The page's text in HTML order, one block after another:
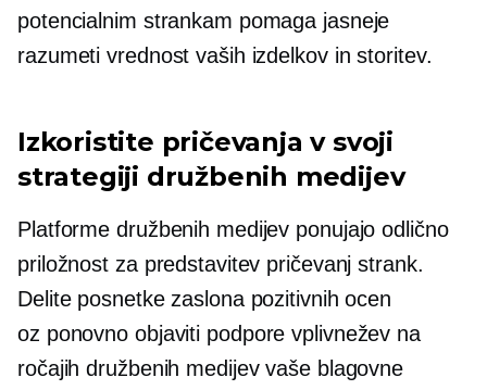
potencialnim strankam pomaga jasneje
razumeti vrednost vaših izdelkov in storitev.
Izkoristite pričevanja v svoji
strategiji družbenih medijev
Platforme družbenih medijev ponujajo odlično
priložnost za predstavitev pričevanj strank.
Delite posnetke zaslona pozitivnih ocen
oz ponovno objaviti podpore vplivnežev na
ročajih družbenih medijev vaše blagovne